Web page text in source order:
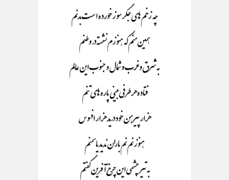
چه زخم های جگر سوز خورده است بدنم
همین منم که هنوزم نشسته در وطنم
به شرق و غرب و شمال و جنوب این عالم
فتاده هر طرفی بینی پاره های تنم
هزار پیرهن خود درید هزار افسوس
هنوز نم نم باران ندید یاسمنم
به تیر چشمی این چرخ آفرین گفتم